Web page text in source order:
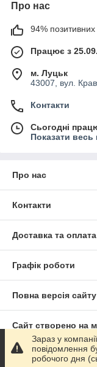
Про нас
94% позитивних
Працює з
м. Луцьк
43007, вул.
Контакти
Сьогодні
Показати весь
Про нас
Контакти
Доставка та оплата
Графік роботи
Повна версія сайту
Сайт створено на
Політика
Зараз у
повідомлення
робочого дня